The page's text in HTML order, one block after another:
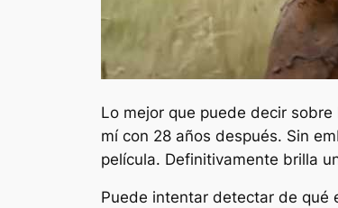
Lo mejor que puede decir
mí con 28 años después. Sin
película. Definitivamente brilla
Puede intentar detectar de qué